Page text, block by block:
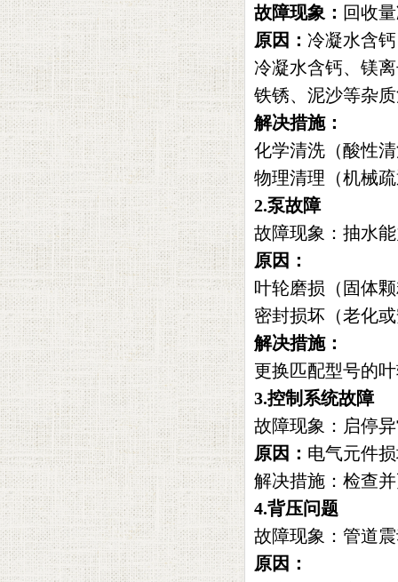
故障现象‌： 回收
原因‌： 冷凝水含
冷凝水含钙、镁
铁锈、泥沙等杂
解决措施‌：
化学清洗（酸性
物理清理（机械
2.‌泵故障‌
故障现象‌：抽水
原因‌：
叶轮磨损（固体
密封损坏（老化
解决措施‌：
更换匹配型号的
3.‌控制系统故障‌
故障现象‌：启停
原因‌： 电气元件
解决措施‌：检查
4.‌背压问题‌
故障现象‌：管道
原因‌：